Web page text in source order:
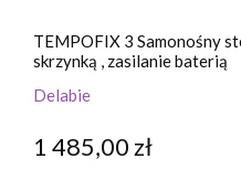
TEMPOFIX 3 Samonośny
skrzynką , zasilanie baterią
Delabie
1 485,00 zł